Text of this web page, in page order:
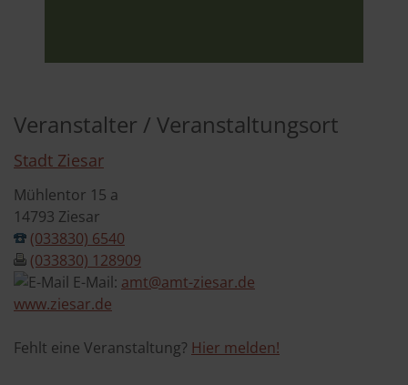
Veranstalter / Veranstaltungsort
Stadt Ziesar
Mühlentor 15 a
14793 Ziesar
(033830) 6540
(033830) 128909
E-Mail: amt@amt-ziesar.de
www.ziesar.de
Fehlt eine Veranstaltung? Hier melden!